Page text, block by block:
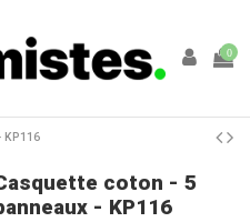
0
KP116
coton - 5
- KP116